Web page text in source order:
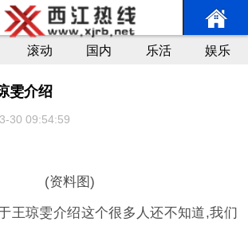
滚动 国内 乐活 娱乐
雯介绍
30 09:54:59
(资料图)
王琼雯介绍这个很多人还不知道,我们